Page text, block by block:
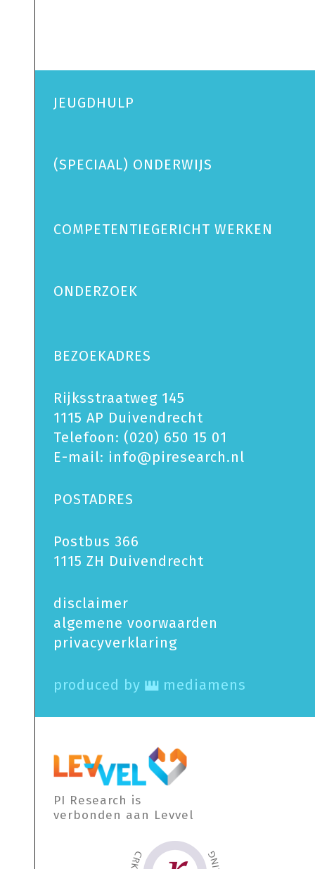
JEUGDHULP
(SPECIAAL) ONDERWIJS
COMPETENTIEGERICHT WERKEN
ONDERZOEK
BEZOEKADRES
Rijksstraatweg 145
1115 AP Duivendrecht
Telefoon: (020) 650 15 01
E-mail: info@piresearch.nl
POSTADRES
Postbus 366
1115 ZH Duivendrecht
disclaimer
algemene voorwaarden
privacy­verklaring
produced by mediamens
PI Research is
verbonden aan Levvel